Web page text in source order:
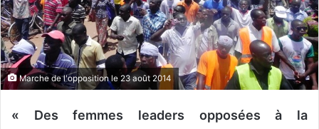
n
c
o
u
r
r
Marche de l'opposition le 23 août 2014
« Des femmes leaders opposées à la